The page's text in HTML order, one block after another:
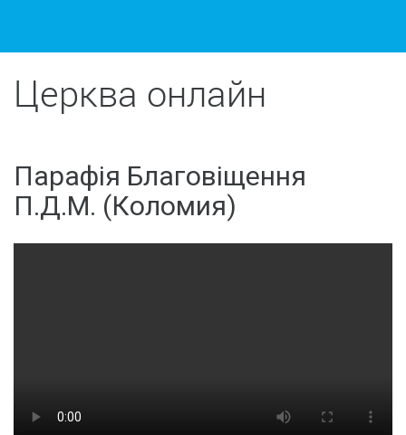
Церква онлайн
Парафія Благовіщення
П.Д.М. (Коломия)